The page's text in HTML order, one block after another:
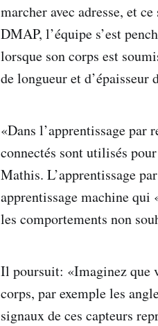
marcher avec adresse, et
DMAP, l’équipe s’est
lorsque son corps est
de longueur et d’épaisseur
«Dans l’apprentissage par
connectés sont utilisés
Mathis. L’apprentissage
apprentissage machine qui
les comportements non
Il poursuit: «Imaginez que
corps, par exemple les
signaux de ces capteurs